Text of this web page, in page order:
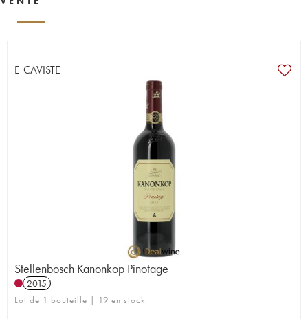
E-CAVISTE
Stellenbosch Kanonkop Pinotage
2015
Lot de 1 bouteille | 19 en stock